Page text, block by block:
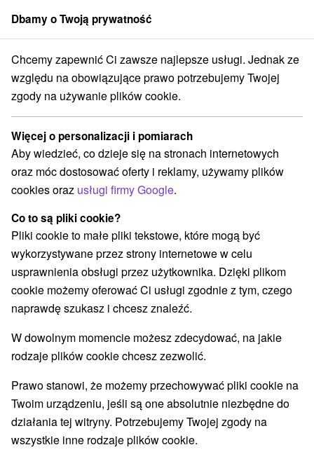
członek grupySorger
Pobyt rekreacyjny z codziennym dostępem do basenu i gorącej
Pobyt rekreacyjny z codziennym
dostępem do basenu i gorącej
strefy
Oferta wygasła! Wybierz poniżej z aktualnych ofert.
Hotel Lesná★★★★Stará Lesná Stará Lesná
Przejdź do lokalizacji
9,6 doskonały·130 recenzji
Dbamy o Twoją prywatność
Chcemy zapewnić Ci zawsze najlepsze usługi. Jednak ze
względu na obowiązujące prawo potrzebujemy Twojej
zgody na używanie plików cookie.
Więcej o personalizacji i pomiarach
Aby wiedzieć, co dzieje się na stronach internetowych
oraz móc dostosować oferty i reklamy, używamy plików
cookies oraz usługi firmy Google.
Co to są pliki cookie?
Pliki cookie to małe pliki tekstowe, które mogą być
wykorzystywane przez strony internetowe w celu
usprawnienia obsługi przez użytkownika. Dzięki plikom
cookie możemy oferować Ci usługi zgodnie z tym, czego
naprawdę szukasz i chcesz znaleźć.
W dowolnym momencie możesz zdecydować, na jakie
rodzaje plików cookie chcesz zezwolić.
Prawo stanowi, że możemy przechowywać pliki cookie na
Twoim urządzeniu, jeśli są one absolutnie niezbędne do
działania tej witryny. Potrzebujemy Twojej zgody na
wszystkie inne rodzaje plików cookie.